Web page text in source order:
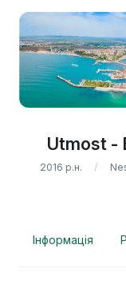
Utmost -
2016 р.н.
Інформація